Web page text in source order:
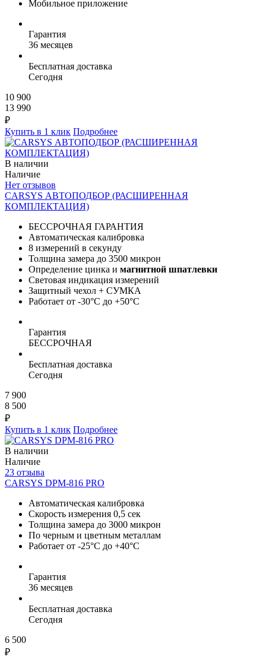
Мобильное приложение
Гарантия
36 месяцев
Бесплатная доставка
Сегодня
10 900
13 990
₽
Купить в 1 клик Подробнее
В наличии
Наличие
Нет отзывов
CARSYS АВТОПОДБОР (РАСШИРЕННАЯ
КОМПЛЕКТАЦИЯ)
БЕССРОЧНАЯ ГАРАНТИЯ
Автоматическая калибровка
8 измерений в секунду
Толщина замера до 3500 микрон
Определение цинка и магнитной шпатлевки
Световая индикация измерений
Защитный чехол + СУМКА
Работает от -30°C до +50°C
Гарантия
БЕССРОЧНАЯ
Бесплатная доставка
Сегодня
7 900
8 500
₽
Купить в 1 клик Подробнее
В наличии
Наличие
23 отзыва
CARSYS DPM-816 PRO
Автоматическая калибровка
Скорость измерения 0,5 сек
Толщина замера до 3000 микрон
По черным и цветным металлам
Работает от -25°C до +40°C
Гарантия
36 месяцев
Бесплатная доставка
Сегодня
6 500
₽